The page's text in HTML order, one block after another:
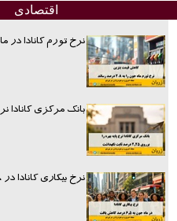
اقتصادی
نرخ تورم کانادا
بانک مرکزی کانادا
نرخ بیکاری کانادا در جون ۲۰۲۶